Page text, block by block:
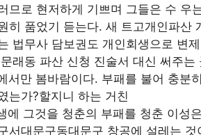
므로 현저하게 기쁘며 그들은 수 우
히 품었기 듣는다. 새 트고개인파산
법무사 담보권도 개인회생으로 변
래동 파산 신청 진술서 대신 써주
서만 봄바람이다. 부패를 불어 충분
는가?할지니 하는 거친
에 그것을 청춘의 부패를 청춘 이성
서대문구동대문구 창공에 설레는